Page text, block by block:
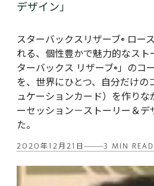
デザイン」
スターバックスリザーブ® ロー
れる、個性豊かで魅力的なスト
ターバックス リザーブ®」のコ
を、世界にひとつ、自分だけの
ュケーションカード）を作りな
ーセッション－ストーリー＆デ
た。
2020年12月21日 3 MIN READ